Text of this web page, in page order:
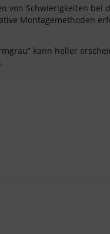
von Schwierigkeiten bei
Montagemethoden
kann heller